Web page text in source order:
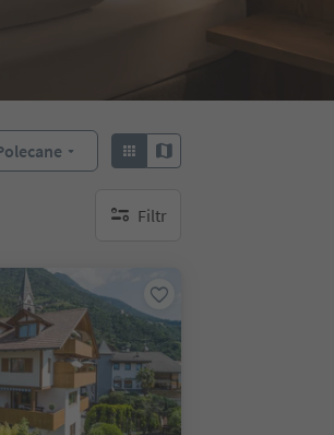
Filtr
brak aktywnych filtrów